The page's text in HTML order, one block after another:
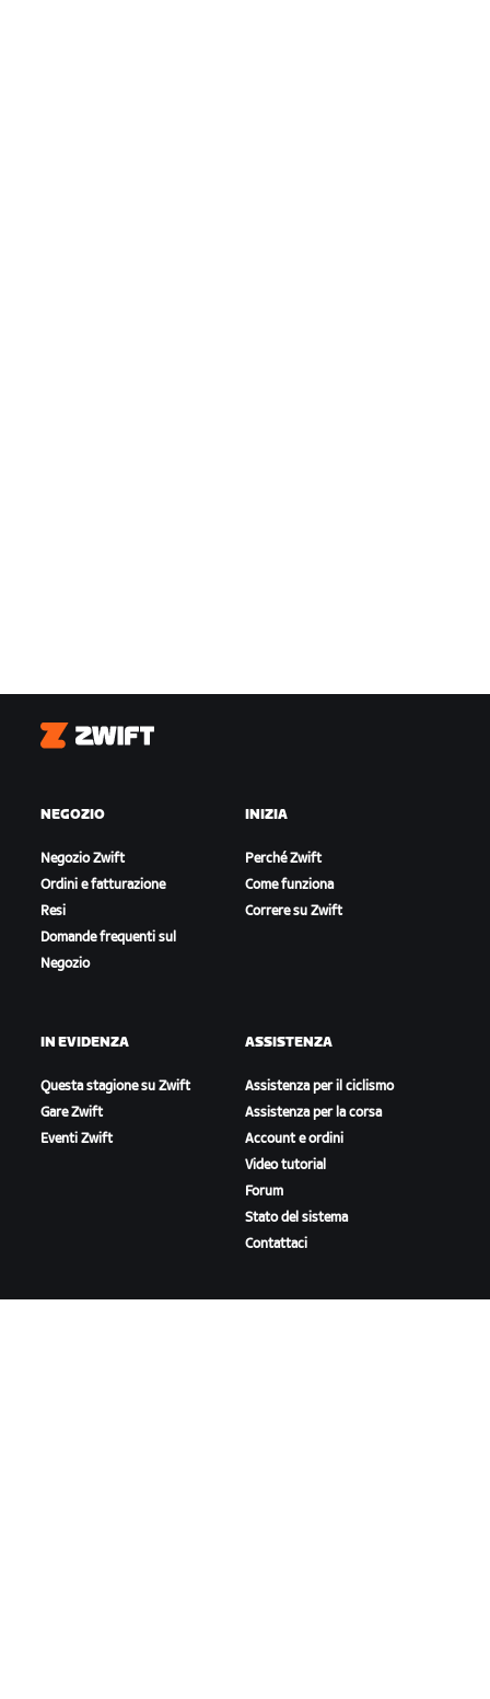
Zwift
NEGOZIO
Negozio Zwift
Ordini e fatturazione
Resi
Domande frequenti sul
Negozio
INIZIA
Perché Zwift
Come funziona
Correre su Zwift
IN EVIDENZA
Questa stagione su Zwift
Gare Zwift
Eventi Zwift
ASSISTENZA
Assistenza per il ciclismo
Assistenza per la corsa
Account e ordini
Video tutorial
Forum
Stato del sistema
Contattaci